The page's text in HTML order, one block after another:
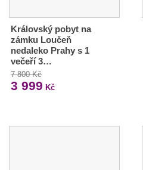
Královský pobyt na
zámku Loučeň
nedaleko Prahy s 1
večeří 3…
7 800 Kč
3 999 Kč